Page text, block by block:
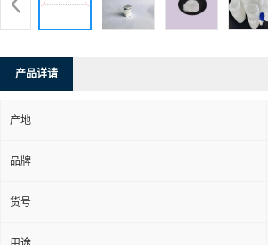
产品详请
产地
品牌
货号